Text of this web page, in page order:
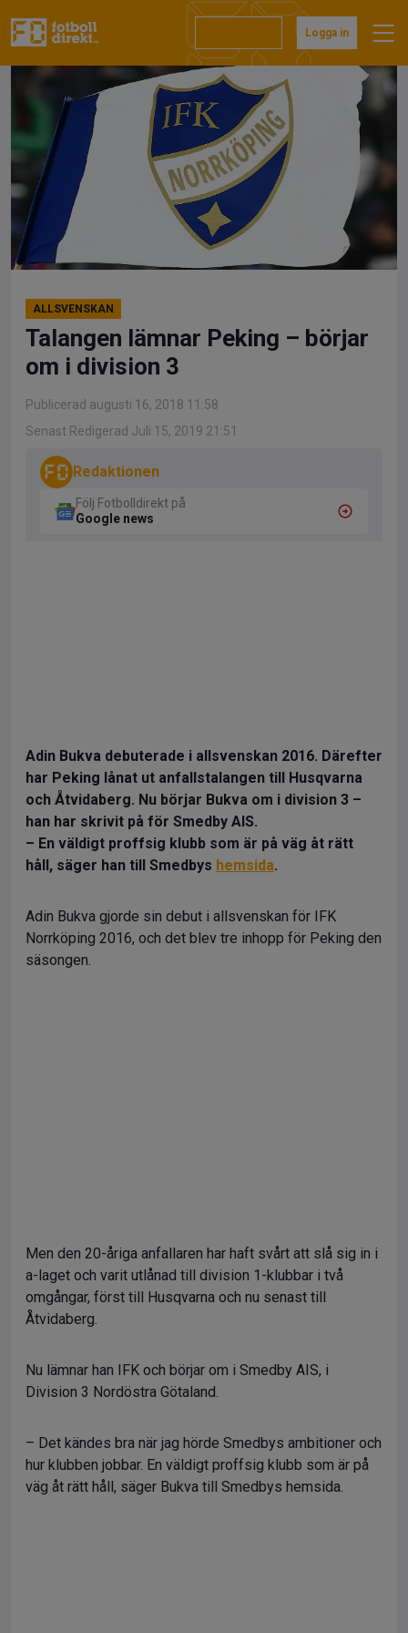
till
Logga in
ALLSVENSKAN
Talangen lämnar Peking – börjar
om i division 3
Publicerad augusti 16, 2018 11:58
Senast Redigerad Juli 15, 2019 21:51
Redaktionen
Följ Fotbolldirekt på
Google news
Adin Bukva debuterade i allsvenskan 2016. Därefter
har Peking lånat ut anfallstalangen till Husqvarna
och Åtvidaberg. Nu börjar Bukva om i division 3 –
han har skrivit på för Smedby AIS.
– En väldigt proffsig klubb som är på väg åt rätt
håll, säger han till Smedbys hemsida.
Adin Bukva gjorde sin debut i allsvenskan för IFK
Norrköping 2016, och det blev tre inhopp för Peking den
säsongen.
Men den 20-åriga anfallaren har haft svårt att slå sig in i
a-laget och varit utlånad till division 1-klubbar i två
omgångar, först till Husqvarna och nu senast till
Åtvidaberg.
Nu lämnar han IFK och börjar om i Smedby AIS, i
Division 3 Nordöstra Götaland.
– Det kändes bra när jag hörde Smedbys ambitioner och
hur klubben jobbar. En väldigt proffsig klubb som är på
väg åt rätt håll, säger Bukva till Smedbys hemsida.